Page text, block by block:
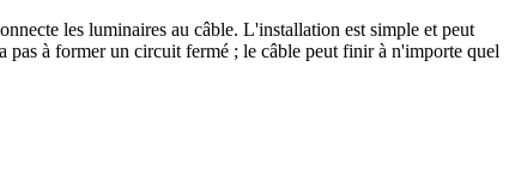
les luminaires au câble. L'installation est simple et peut
à former un circuit fermé ; le câble peut finir à n'importe quel